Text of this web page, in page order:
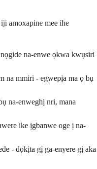
amoxapine mee ihe
na-enwe ọkwa kwụsiri
na mmiri - egwepịa ma ọ bụ
na-enweghị nri, mana
ike ịgbanwe oge ị na-
- dọkịta gị ga-enyere gị aka